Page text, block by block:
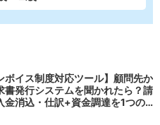
ボイス制度対応ツール】顧問先か
書発行システムを聞かれたら？請
金消込・仕訳+資金調達を1つの